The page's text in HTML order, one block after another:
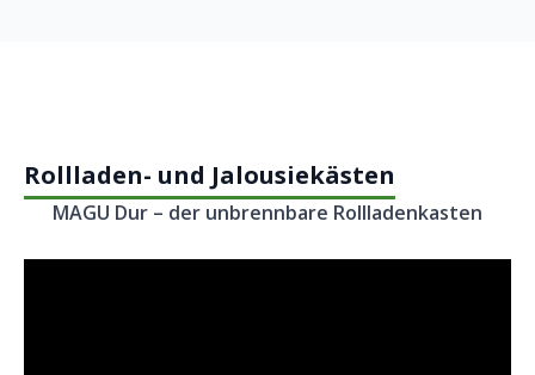
Rollladen- und Jalousiekästen
MAGU Dur – der unbrennbare Rollladenkasten